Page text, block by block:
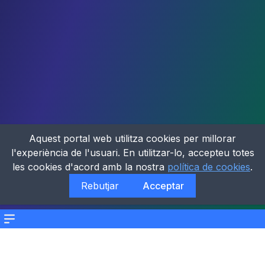
Menu
Aquest portal web utilitza cookies per millorar
l'experiència de l'usuari. En utilitzar-lo, accepteu totes
les cookies d'acord amb la nostra política de cookies.
Rebutjar
Acceptar